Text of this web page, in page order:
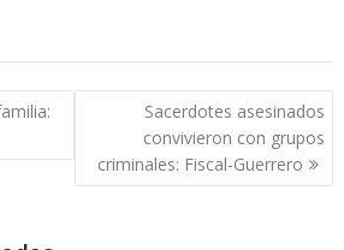
Sacerdotes asesinados
convivieron con grupos
criminales: Fiscal-Guerrero